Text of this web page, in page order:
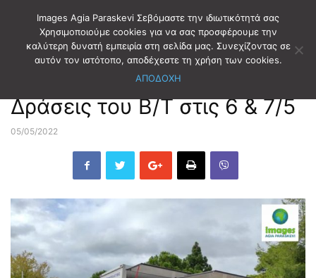
Αρχική ΠΕΡΙΦΕΡΕΙΑ ΑΤΤΙΚΗΣ ΠΕΡΙΦΕΡΕΙΑ ΒΟΡΕΙΟΥ ΤΟΜΕΑ
ΠΕΡΙΦΕΡΕΙΑ ΒΟΡΕΙΟΥ ΤΟΜΕΑ
Δράσεις του Β/Τ στις 6 & 7/5
05/05/2022
Images Agia Paraskevi Σεβόμαστε την ιδιωτικότητά σας
Χρησιμοποιούμε cookies για να σας προσφέρουμε την
καλύτερη δυνατή εμπειρία στη σελίδα μας. Συνεχίζοντας σε
αυτόν τον ιστότοπο, αποδέχεστε τη χρήση των cookies.
ΑΠΟΔΟΧΗ